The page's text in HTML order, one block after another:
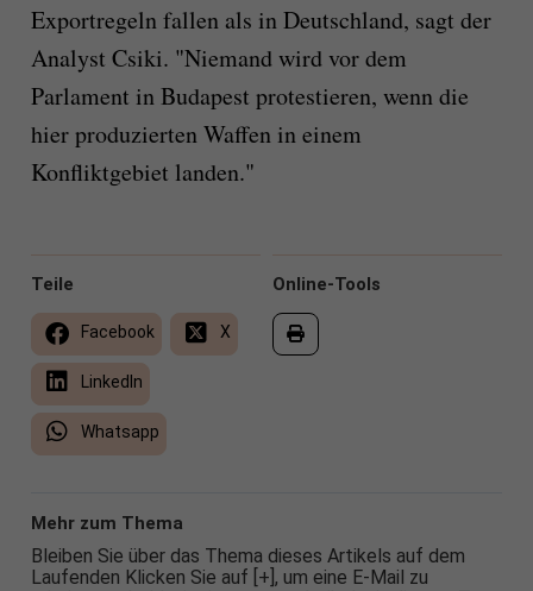
Exportregeln fallen als in Deutschland, sagt der
Analyst Csiki. "Niemand wird vor dem
Parlament in Budapest protestieren, wenn die
hier produzierten Waffen in einem
Konfliktgebiet landen."
Online-Tools
Teile
Facebook X
LinkedIn
Whatsapp
Mehr zum Thema
Bleiben Sie über das Thema dieses Artikels auf dem
Laufenden Klicken Sie auf [+], um eine E-Mail zu